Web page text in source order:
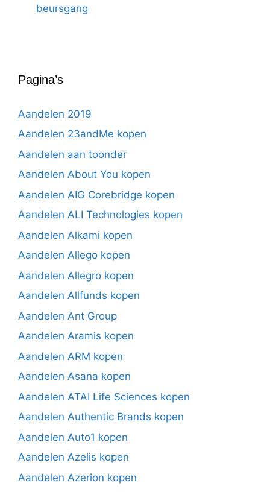
beursgang
Pagina’s
Aandelen 2019
Aandelen 23andMe kopen
Aandelen aan toonder
Aandelen About You kopen
Aandelen AIG Corebridge kopen
Aandelen ALI Technologies kopen
Aandelen Alkami kopen
Aandelen Allego kopen
Aandelen Allegro kopen
Aandelen Allfunds kopen
Aandelen Ant Group
Aandelen Aramis kopen
Aandelen ARM kopen
Aandelen Asana kopen
Aandelen ATAI Life Sciences kopen
Aandelen Authentic Brands kopen
Aandelen Auto1 kopen
Aandelen Azelis kopen
Aandelen Azerion kopen